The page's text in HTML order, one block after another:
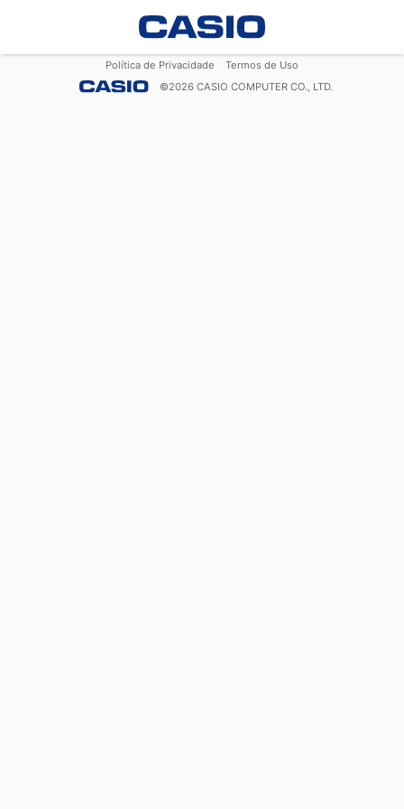
Política de Privacidade
Termos de Uso
©2026 CASIO COMPUTER CO., LTD.